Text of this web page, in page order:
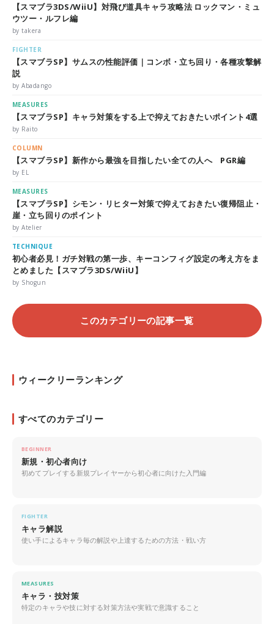
【スマブラ3DS/WiiU】対飛び道具キャラ攻略法 ロックマン・ミュ
ウツー・ルフレ編
by takera
FIGHTER
【スマブラSP】サムスの性能評価｜コンボ・立ち回り・各種攻撃解
説
by Abadango
MEASURES
【スマブラSP】キャラ対策をする上で抑えておきたいポイント4選
by Raito
COLUMN
【スマブラSP】新作から最強を目指したい全ての人へ PGR編
by EL
MEASURES
【スマブラSP】シモン・リヒター対策で抑えておきたい復帰阻止・
崖・立ち回りのポイント
by Atelier
TECHNIQUE
初心者必見！ガチ対戦の第一歩、キーコンフィグ設定の考え方をま
とめました【スマブラ3DS/WiiU】
by Shogun
このカテゴリーの記事一覧
ウィークリーランキング
すべてのカテゴリー
BEGINNER
新規・初心者向け
初めてプレイする新規プレイヤーから初心者に向けた入門編
FIGHTER
キャラ解説
使い手によるキャラ毎の解説や上達するための方法・戦い方
MEASURES
キャラ・技対策
特定のキャラや技に対する対策方法や実戦で意識すること